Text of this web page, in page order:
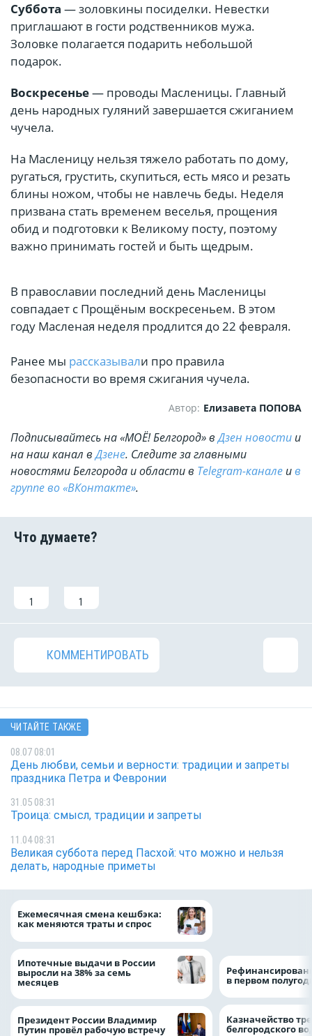
Суббота — золовкины посиделки. Невестки
приглашают в гости родственников мужа.
Золовке полагается подарить небольшой
подарок.
Воскресенье— проводы Масленицы. Главный
день народных гуляний завершается сжиганием
чучела.
На Масленицу нельзя тяжело работать по дому,
ругаться, грустить, скупиться, есть мясо и резать
блины ножом, чтобы не навлечь беды. Неделя
призвана стать временем веселья, прощения
обид и подготовки к Великому посту, поэтому
важно принимать гостей и быть щедрым.
В православии последний день Масленицы
совпадает с Прощёным воскресеньем. В этом
году Масленая неделя продлится до 22 февраля.
Ранее мы рассказывали про правила
безопасности во время сжигания чучела.
Автор: Елизавета ПОПОВА
Подписывайтесь на «МОЁ! Белгород» вДзен новости и
на наш канал вДзене. Cледите за главными
новостями Белгорода и области в Telegram-канале ив
группе во «ВКонтакте».
1 1
КОММЕНТИРОВАТЬ
ЧИТАЙТЕ ТАКЖЕ
08.07 08:01
День любви, семьи и верности: традиции и запреты
праздника Петра и Февронии
31.05 08:31
Троица: смысл, традиции и запреты
11.04 08:31
Великая суббота перед Пасхой: что можно и нельзя
делать, народные приметы
Ежемесячная смена кешбэка:
как меняются траты и спрос
Ипотечные выдачи в России
выросли на 38% за семь
месяцев
Президент России Владимир
Путин провёл рабочую встречу
в первом
Казначейство
белгородского